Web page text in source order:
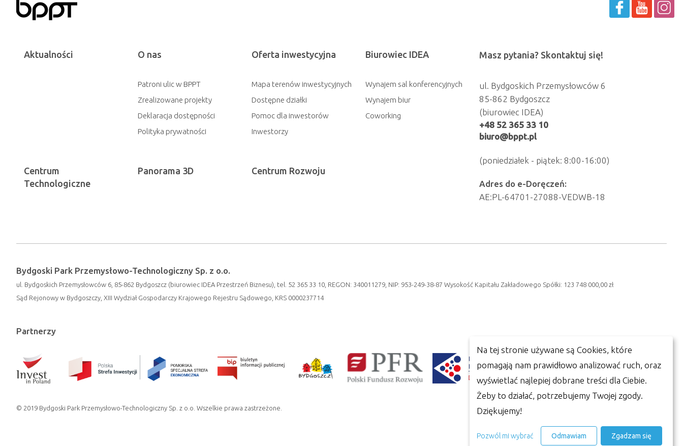
Aktualności O nas
Patroni ulic w BPPT
Zrealizowane projekty
Deklaracja dostępności
Polityka prywatności
Oferta inwestycyjna
Mapa terenów inwestycyjnych
Dostępne działki
Pomoc dla inwestorów
Inwestorzy
Biurowiec IDEA
Wynajem sal konferencyjnych
Wynajem biur
Coworking
Centrum
Technologiczne
Panorama 3D Centrum Rozwoju
Masz pytania? Skontaktuj się!
ul. Bydgoskich Przemysłowców 6
85-862 Bydgoszcz
(biurowiec IDEA)
+48 52 365 33 10
biuro@bppt.pl
(poniedziałek - piątek: 8:00-16:00)
Adres do e-Doręczeń:
AE:PL-64701-27088-VEDWB-18
Bydgoski Park Przemysłowo-Technologiczny Sp. z o.o.
ul. Bydgoskich Przemysłowców 6, 85-862 Bydgoszcz (biurowiec IDEA Przestrzeń Biznesu), tel. 52 365 33 10, REGON: 340011279, NIP: 953-249-38-87 Wysokość Kapitału Zakładowego Spółki: 123 748 000,00 zł
Sąd Rejonowy w Bydgoszczy, XIII Wydział Gospodarczy Krajowego Rejestru Sądowego, KRS 0000237714
Partnerzy
© 2019 Bydgoski Park Przemysłowo-Technologiczny Sp. z o.o. Wszelkie prawa zastrzeżone.
Na tej stronie używane są Cookies, które
pomagają nam prawidłowo analizować ruch, oraz
wyświetlać najlepiej dobrane treści dla Ciebie.
Żeby to działać, potrzebujemy Twojej zgody.
Dziękujemy!
Pozwól mi wybrać Odmawiam Zgadzam się